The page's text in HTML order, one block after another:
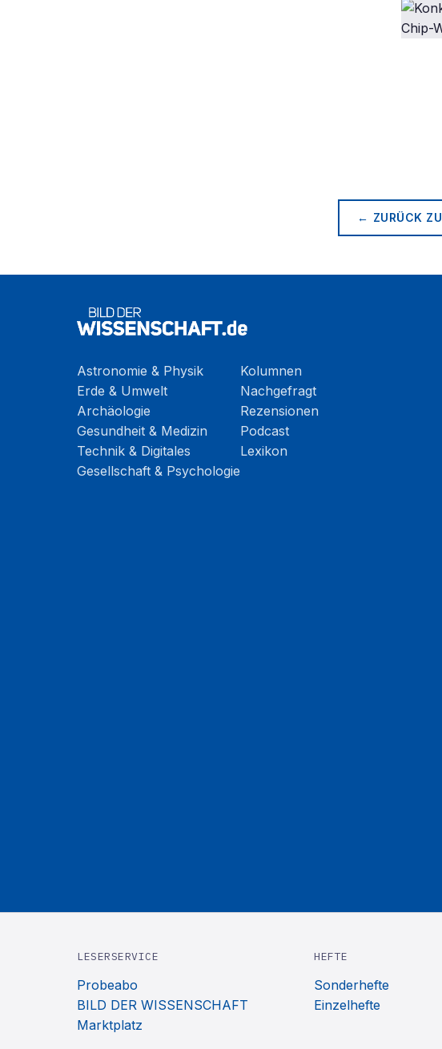
← ZURÜCK ZU
Astronomie & Physik
Erde & Umwelt
Archäologie
Gesundheit & Medizin
Technik & Digitales
Gesellschaft & Psychologie
Kolumnen
Nachgefragt
Rezensionen
Podcast
Lexikon
LESERSERVICE
Probeabo
BILD DER WISSENSCHAFT
Marktplatz
HEFTE
Sonderhefte
Einzelhefte